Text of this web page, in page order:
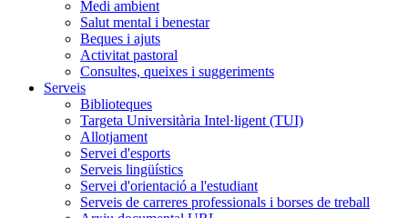
Medi ambient
Salut mental i benestar
Beques i ajuts
Activitat pastoral
Consultes, queixes i suggeriments
Serveis
Biblioteques
Targeta Universitària Intel·ligent (TUI)
Allotjament
Servei d'esports
Serveis lingüístics
Servei d'orientació a l'estudiant
Serveis de carreres professionals i borses de treball